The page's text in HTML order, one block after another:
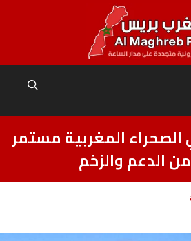
الصحراء المغربية مستمر
الدعم والزخم